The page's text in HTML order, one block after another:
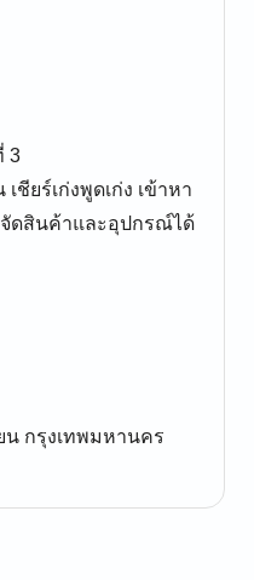
3
ชียร์เก่งพูดเก่ง เข้าหา
ดสินค้าและอุปกรณ์ได้
กรุงเทพมหานคร